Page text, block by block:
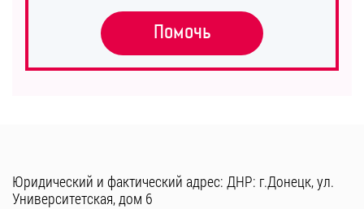
Помочь
Юридический и фактический адрес: ДНР: г.Донецк, ул.
Университетская, дом 6